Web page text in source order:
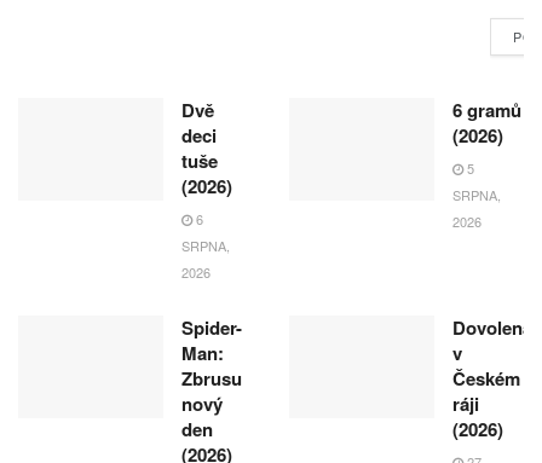
Dvě
deci
tuše
(2026)
6
SRPNA,
2026
6 gramů
(2026)
5
SRPNA,
2026
Spider-
Man:
Zbrusu
nový
den
(2026)
Dovolená
v
Českém
ráji
(2026)